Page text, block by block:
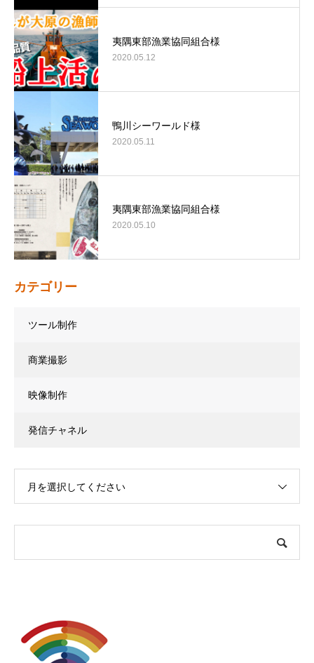
夷隅東部漁業協同組合様
2020.05.12
鴨川シーワールド様
2020.05.11
夷隅東部漁業協同組合様
2020.05.10
カテゴリー
ツール制作
商業撮影
映像制作
発信チャネル
月を選択してください